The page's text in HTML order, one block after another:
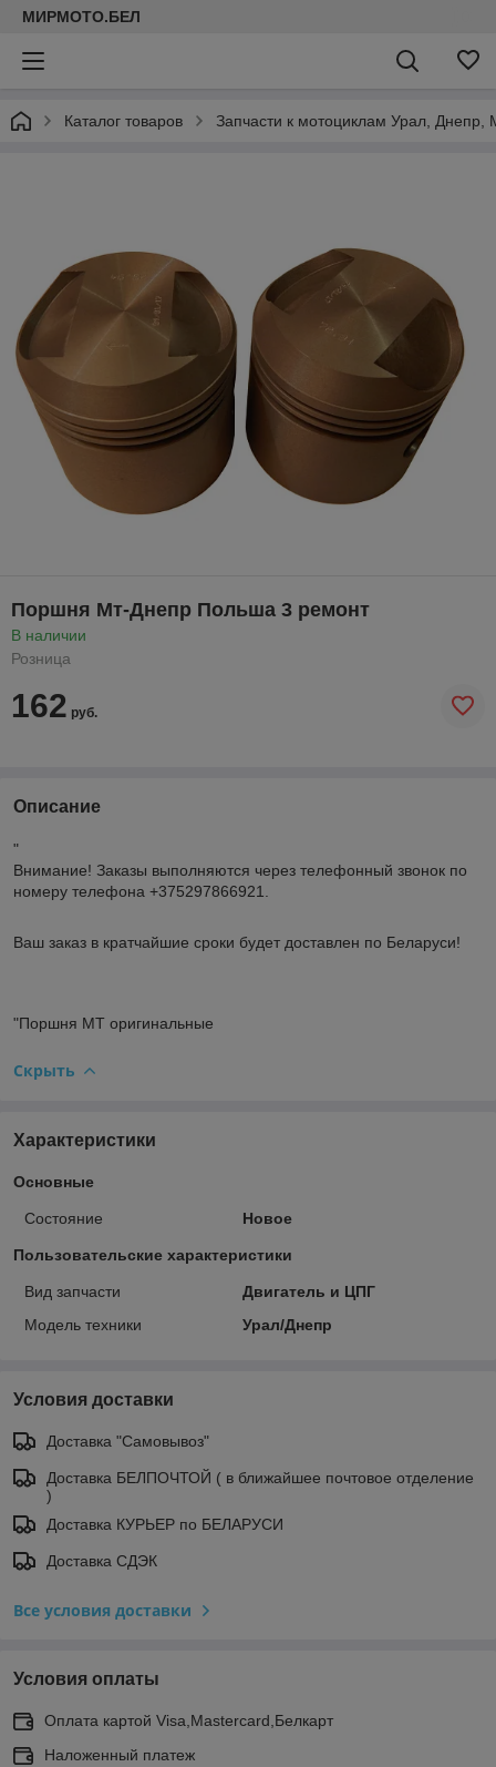
МИРМОТО.БЕЛ
Каталог товаров Запчасти к мотоциклам Урал, Днепр,
Поршня Мт-Днепр Польша 3 ремонт
В наличии
Розница
162 руб.
Описание
"
Внимание! Заказы выполняются через телефонный звонок по
номеру телефона +375297866921.
Ваш заказ в кратчайшие сроки будет доставлен по Беларуси!
"Поршня МТ оригинальные
Скрыть
Характеристики
Основные
Состояние Новое
Пользовательские характеристики
Вид запчасти
Двигатель и ЦПГ
Модель техники
Урал/Днепр
Условия доставки
Доставка "Самовывоз"
Доставка БЕЛПОЧТОЙ ( в ближайшее почтовое отделение
)
Доставка КУРЬЕР по БЕЛАРУСИ
Доставка СДЭК
Все условия доставки
Условия оплаты
Оплата картой Visa,Mastercard,Белкарт
Наложенный платеж